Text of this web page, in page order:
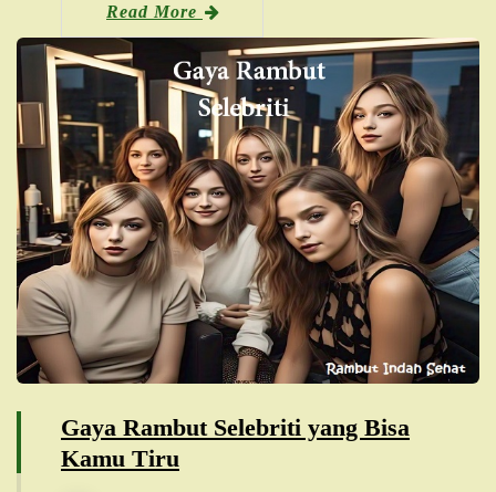
Read More
Gaya Rambut Selebriti yang Bisa
Kamu Tiru